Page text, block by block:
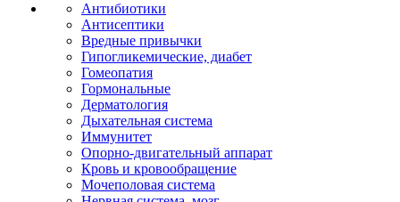
Антибиотики
Антисептики
Вредные привычки
Гипогликемические, диабет
Гомеопатия
Гормональные
Дерматология
Дыхательная система
Иммунитет
Опорно-двигательный аппарат
Кровь и кровообращение
Мочеполовая система